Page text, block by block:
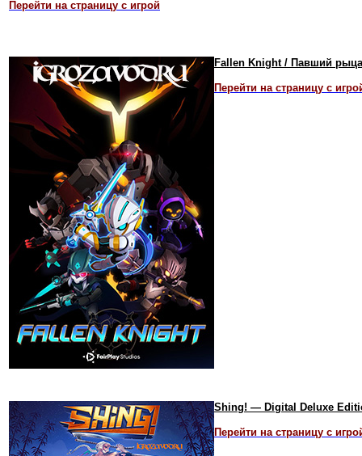
Перейти на страницу с игрой
Fallen Knight / Павший
Перейти на страницу с
Shing! — Digital Deluxe
Перейти на страницу с